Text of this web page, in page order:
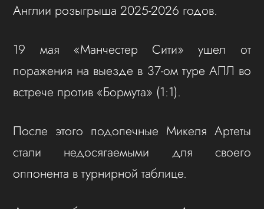
Англии розыгрыша 2025-2026 годов.
19 мая «Манчестер Сити» ушел от
поражения на выезде в 37-ом туре АПЛ во
встрече против «Бормута» (1:1).
После этого подопечные Микеля Артеты
стали недосягаемыми для своего
оппонента в турнирной таблице.